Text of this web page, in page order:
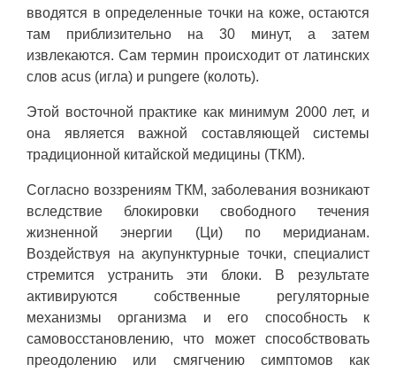
вводятся в определенные точки на коже, остаются
там приблизительно на 30 минут, а затем
извлекаются. Сам термин происходит от латинских
слов acus (игла) и pungere (колоть).
Этой восточной практике как минимум 2000 лет, и
она является важной составляющей системы
традиционной китайской медицины (ТКМ).
Согласно воззрениям ТКМ, заболевания возникают
вследствие блокировки свободного течения
жизненной энергии (Ци) по меридианам.
Воздействуя на акупунктурные точки, специалист
стремится устранить эти блоки. В результате
активируются собственные регуляторные
механизмы организма и его способность к
самовосстановлению, что может способствовать
преодолению или смягчению симптомов как